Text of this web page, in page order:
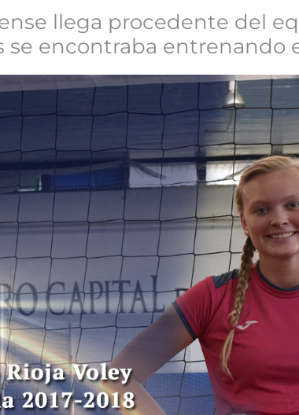
llega procedente del
encontraba entrenando